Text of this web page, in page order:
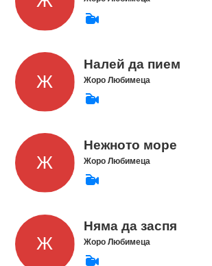
Налей да пием
Жоро Любимеца
Нежното море
Жоро Любимеца
Няма да заспя
Жоро Любимеца